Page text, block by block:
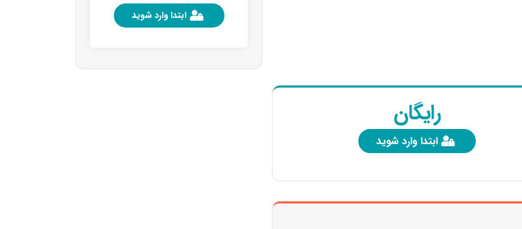
ابتدا وارد شوید
رایگان
ابتدا وارد شوید